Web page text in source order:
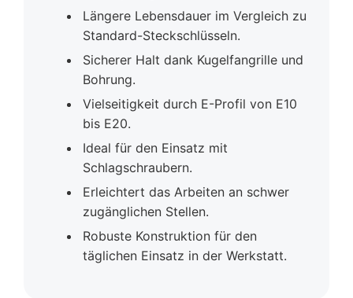
Längere Lebensdauer im Vergleich zu
Standard-Steckschlüsseln.
Sicherer Halt dank Kugelfangrille und
Bohrung.
Vielseitigkeit durch E-Profil von E10
bis E20.
Ideal für den Einsatz mit
Schlagschraubern.
Erleichtert das Arbeiten an schwer
zugänglichen Stellen.
Robuste Konstruktion für den
täglichen Einsatz in der Werkstatt.